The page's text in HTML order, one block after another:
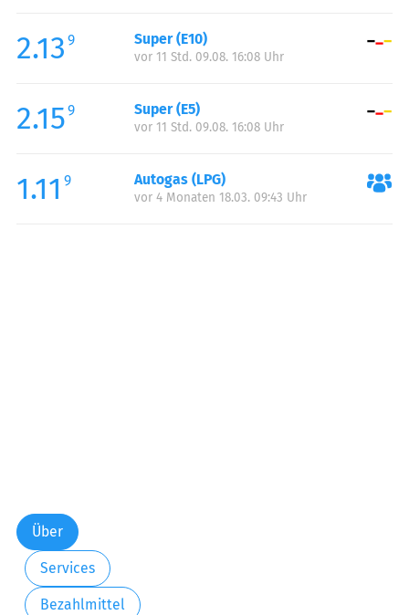
Samstag:
00:00-24:00
Sonntag:
2.13 9 Super (E10)
vor 11 Std. 09.08. 16:08 Uhr
2.159 Super (E5)
vor 11 Std. 09.08. 16:08 Uhr
1.11 9 Autogas (LPG)
vor 4 Monaten 18.03. 09:43 Uhr
Über
Services
Bezahlmittel